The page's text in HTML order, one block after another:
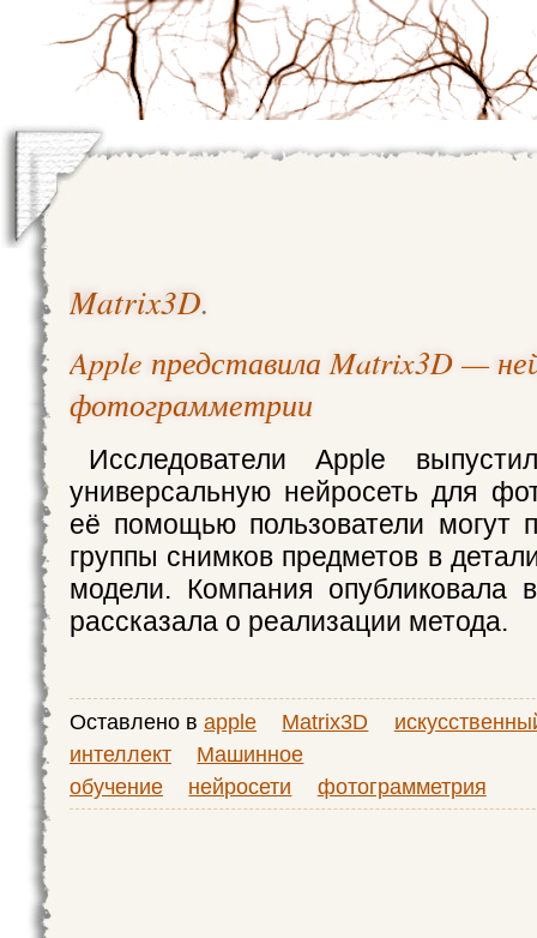
Matrix3D.
Apple представила Matrix3D —
фотограмметрии
Исследователи Apple
универсальную нейросеть для
её помощью пользователи могут
группы снимков предметов в
модели. Компания опубликовала
рассказала о реализации метода.
Оставлено в apple Matrix3D
интеллект
Машинное
обучение
нейросети фотограмметрия